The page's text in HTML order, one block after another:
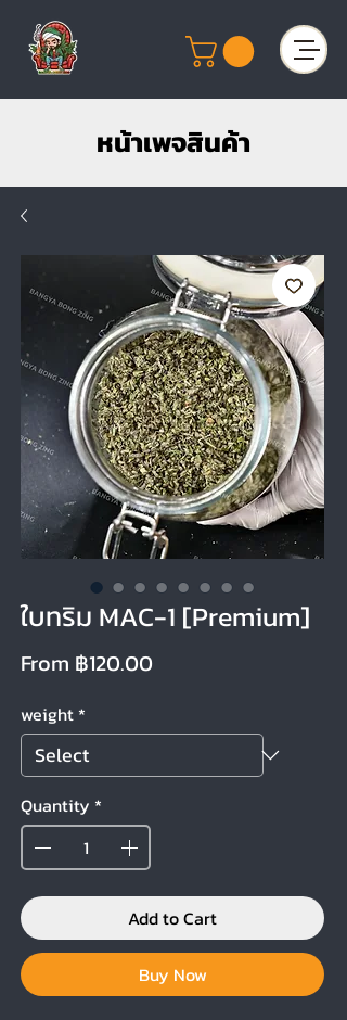
หน้าเพจสินค้า
ใบทริม MAC-1 [Premium]
From ฿120.00Sale Price
weight*
Quantity *
Add to Cart
Buy Now